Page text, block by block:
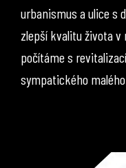
urbanismus a ulice s
zlepší kvalitu života
počítáme s
sympatického